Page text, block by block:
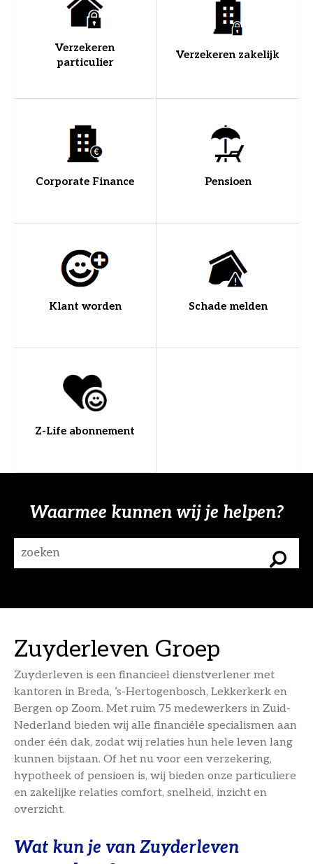
Verzekeren
particulier
Verzekeren zakelijk
Corporate Finance Pensioen
Klant worden Schade melden
Z-Life abonnement
Waarmee kunnen wij je helpen?
Zuyderleven Groep
Zuyderleven is een financieel dienstverlener met
kantoren in Breda, ’s-Hertogenbosch, Lekkerkerk en
Bergen op Zoom. Met ruim 75 medewerkers in Zuid-
Nederland bieden wij alle financiële specialismen aan
onder één dak, zodat wij relaties hun hele leven lang
kunnen bijstaan. Of het nu voor een verzekering,
hypotheek of pensioen is, wij bieden onze particuliere
en zakelijke relaties comfort, snelheid, inzicht en
overzicht.
Wat kun je van Zuyderleven